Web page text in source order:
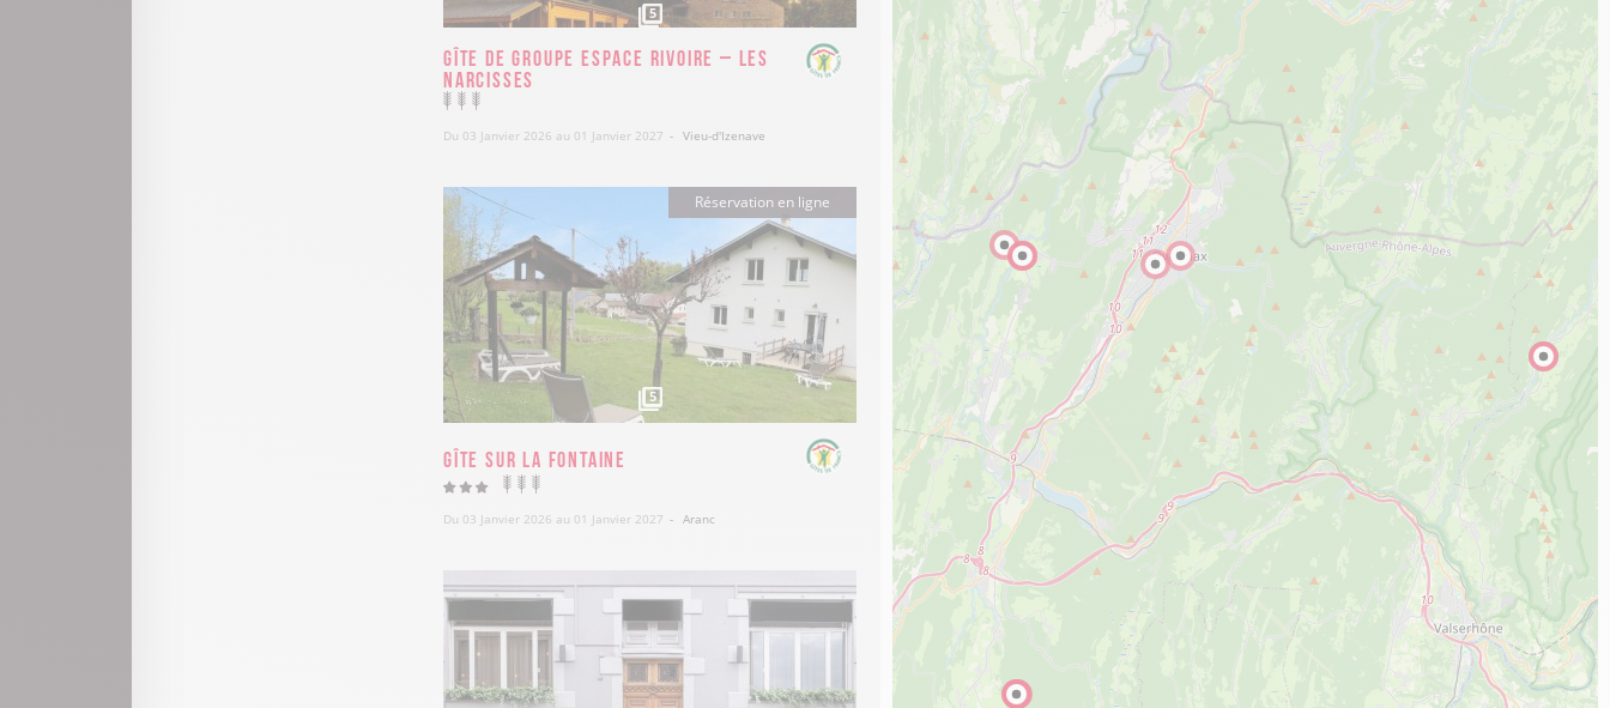
5
Gîte de groupe Espace Rivoire – Les
Narcisses
Du 03 Janvier 2026 au 01 Janvier 2027 Vieu-d'Izenave
5
Réservation en ligne
Gîte Sur La Fontaine
Du 03 Janvier 2026 au 01 Janvier 2027 Aranc
380€
6
109
20